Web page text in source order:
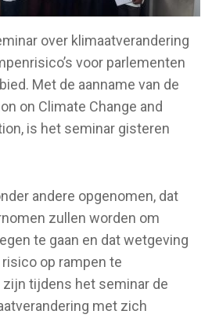
over klimaatverandering
voor parlementen
Met de aanname van de
on Climate Change and
is het seminar gisteren
andere opgenomen, dat
zullen worden om
te gaan en dat wetgeving
op rampen te
tijdens het seminar de
met zich